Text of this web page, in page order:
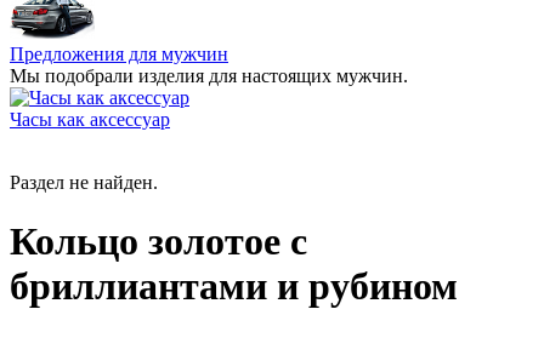
Предложения для мужчин
Мы подобрали изделия для настоящих мужчин.
Часы как аксессуар
Раздел не найден.
Кольцо золотое с
бриллиантами и рубином